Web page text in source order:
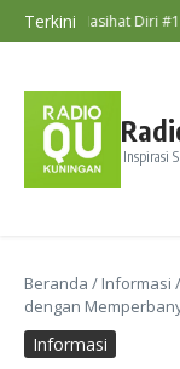
Lewati ke konten
TerkiniNasihat Diri
Inspirasi
Beranda / Informasi /
dengan
Informasi